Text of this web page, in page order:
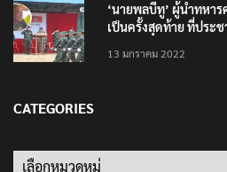
‘นายพลบีทู’ ผู้นำทหาร
เป็นครั้งสุดท้าย ที่ประ
13 มกราคม 2022
CATEGORIES
Categories